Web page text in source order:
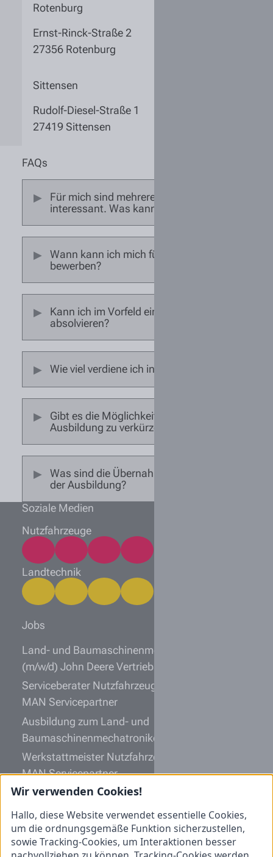
Rotenburg
Ernst-Rinck-Straße 2
27356 Rotenburg
Sittensen
Rudolf-Diesel-Straße 1
27419 Sittensen
FAQs
Für mich sind mehrere Standorte
interessant. Was kann ich tun?
Wann kann ich mich für die Ausbildung
bewerben?
Kann ich im Vorfeld ein Praktikum
absolvieren?
Wie viel verdiene ich in der Ausbildung?
Gibt es die Möglichkeit, meine
Ausbildung zu verkürzen?
Was sind die Übernahmechancen nach
der Ausbildung?
Soziale Medien
Nutzfahrzeuge
Landtechnik
Jobs
Land- und Baumaschinenmechatroniker
(m/w/d) John Deere Vertriebspartner
Serviceberater Nutzfahrzeugtechnik (m/w/d)
MAN Servicepartner
Ausbildung zum Land- und
Baumaschinenmechatroniker (m/w/d) 2027
Werkstattmeister Nutzfahrzeugtechnik (m/w/d)
MAN Servicepartner
Kfz-Mechatroniker Nutzfahrzeugtechnik (m/w/d)
MAN Servicepartner
Informationen
Wir verwenden Cookies!
Hallo, diese Website verwendet essentielle Cookies,
um die ordnungsgemäße Funktion sicherzustellen,
sowie Tracking-Cookies, um Interaktionen besser